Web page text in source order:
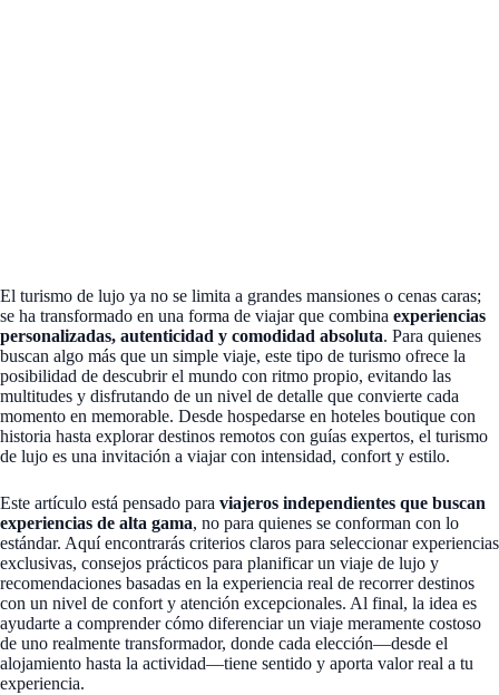
El turismo de lujo ya no se limita a grandes mansiones o cenas caras;
se ha transformado en una forma de viajar que combina experiencias
personalizadas, autenticidad y comodidad absoluta. Para quienes
buscan algo más que un simple viaje, este tipo de turismo ofrece la
posibilidad de descubrir el mundo con ritmo propio, evitando las
multitudes y disfrutando de un nivel de detalle que convierte cada
momento en memorable. Desde hospedarse en hoteles boutique con
historia hasta explorar destinos remotos con guías expertos, el turismo
de lujo es una invitación a viajar con intensidad, confort y estilo.
Este artículo está pensado para viajeros independientes que buscan
experiencias de alta gama, no para quienes se conforman con lo
estándar. Aquí encontrarás criterios claros para seleccionar experiencias
exclusivas, consejos prácticos para planificar un viaje de lujo y
recomendaciones basadas en la experiencia real de recorrer destinos
con un nivel de confort y atención excepcionales. Al final, la idea es
ayudarte a comprender cómo diferenciar un viaje meramente costoso
de uno realmente transformador, donde cada elección—desde el
alojamiento hasta la actividad—tiene sentido y aporta valor real a tu
experiencia.